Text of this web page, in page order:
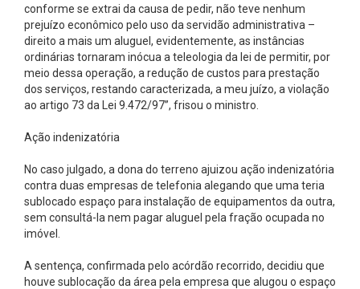
conforme se extrai da causa de pedir, não teve nenhum
prejuízo econômico pelo uso da servidão administrativa –
direito a mais um aluguel, evidentemente, as instâncias
ordinárias tornaram inócua a teleologia da lei de permitir, por
meio dessa operação, a redução de custos para prestação
dos serviços, restando caracterizada, a meu juízo, a violação
ao artigo 73 da Lei 9.472/97”, frisou o ministro.
Ação indenizatória
No caso julgado, a dona do terreno ajuizou ação indenizatória
contra duas empresas de telefonia alegando que uma teria
sublocado espaço para instalação de equipamentos da outra,
sem consultá-la nem pagar aluguel pela fração ocupada no
imóvel.
A sentença, confirmada pelo acórdão recorrido, decidiu que
houve sublocação da área pela empresa que alugou o espaço